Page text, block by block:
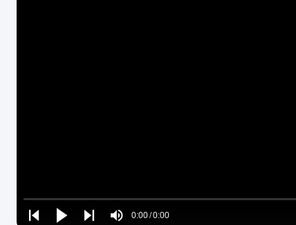
Play
Play
Play
Mute0:00/0:00
Loaded:
0%